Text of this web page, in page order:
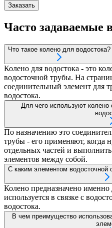
Заказать
Часто задаваемые
Что такое колено для водостока?
Колено для водостока - это
водосточной трубы. На
соединительный элемент для
водостока.
Для чего используют колено
По назначению это
трубы - его применяют, когда
отдельных частей и
элементов между собой.
С каким элементом водосточной
Колено предназначено именно
используется в связке с
водостока.
В чем преимущество